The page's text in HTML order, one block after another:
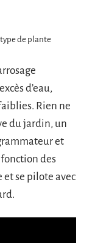
de plante
d’eau,
Rien ne
du jardin, un
et
des
et se pilote avec